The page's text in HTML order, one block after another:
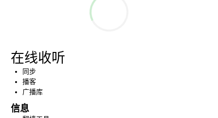
在线收听
同步
播客
广播库
信息